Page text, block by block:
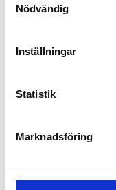
Nödvändig
Inställningar
Statistik
Marknadsföring